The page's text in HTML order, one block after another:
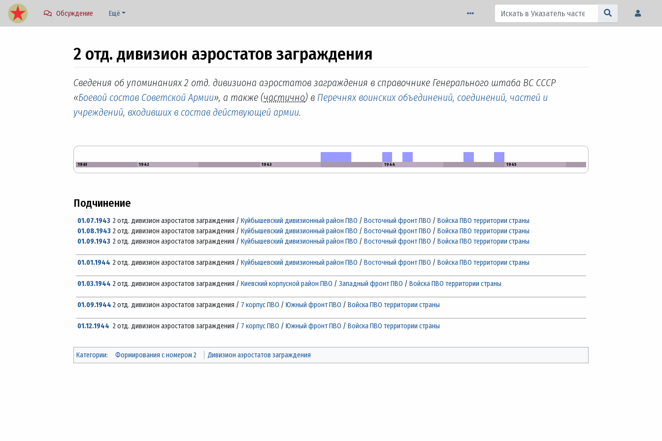
Обсуждение Ещё
2 отд. дивизион аэростатов заграждения
Перейти к:навигация,поиск
Сведения об упоминаниях 2 отд. дивизиона аэростатов заграждения в справочнике Генерального штаба ВС СССР
«Боевой состав Советской Армии», а также (частично) в Перечнях воинских объединений, соединений, частей и
учреждений, входивших в состав действующей армии.
1941 1942 1943 1944 1945
Подчинение
01.07.19432 отд. дивизион аэростатов заграждения /Куйбышевский дивизионный район ПВО /Восточный фронт ПВО /Войска ПВО территории страны
01.08.19432 отд. дивизион аэростатов заграждения /Куйбышевский дивизионный район ПВО /Восточный фронт ПВО /Войска ПВО территории страны
01.09.19432 отд. дивизион аэростатов заграждения /Куйбышевский дивизионный район ПВО /Восточный фронт ПВО /Войска ПВО территории страны
01.01.19442 отд. дивизион аэростатов заграждения /Куйбышевский дивизионный район ПВО /Восточный фронт ПВО /Войска ПВО территории страны
01.03.19442 отд. дивизион аэростатов заграждения /Киевский корпусной район ПВО /Западный фронт ПВО /Войска ПВО территории страны
01.09.19442 отд. дивизион аэростатов заграждения / 7 корпус ПВО /Южный фронт ПВО /Войска ПВО территории страны
01.12.19442 отд. дивизион аэростатов заграждения / 7 корпус ПВО /Южный фронт ПВО /Войска ПВО территории страны
Категории: Формирования с номером 2 Дивизион аэростатов заграждения